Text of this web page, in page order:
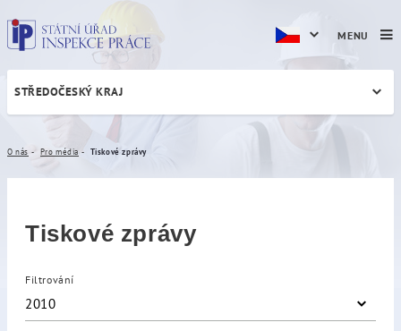
Tiskové zprávy
STŘEDOČESKÝ KRAJ
O nás Pro média Tiskové zprávy
Tiskové zprávy
Filtrování
2010
MENU